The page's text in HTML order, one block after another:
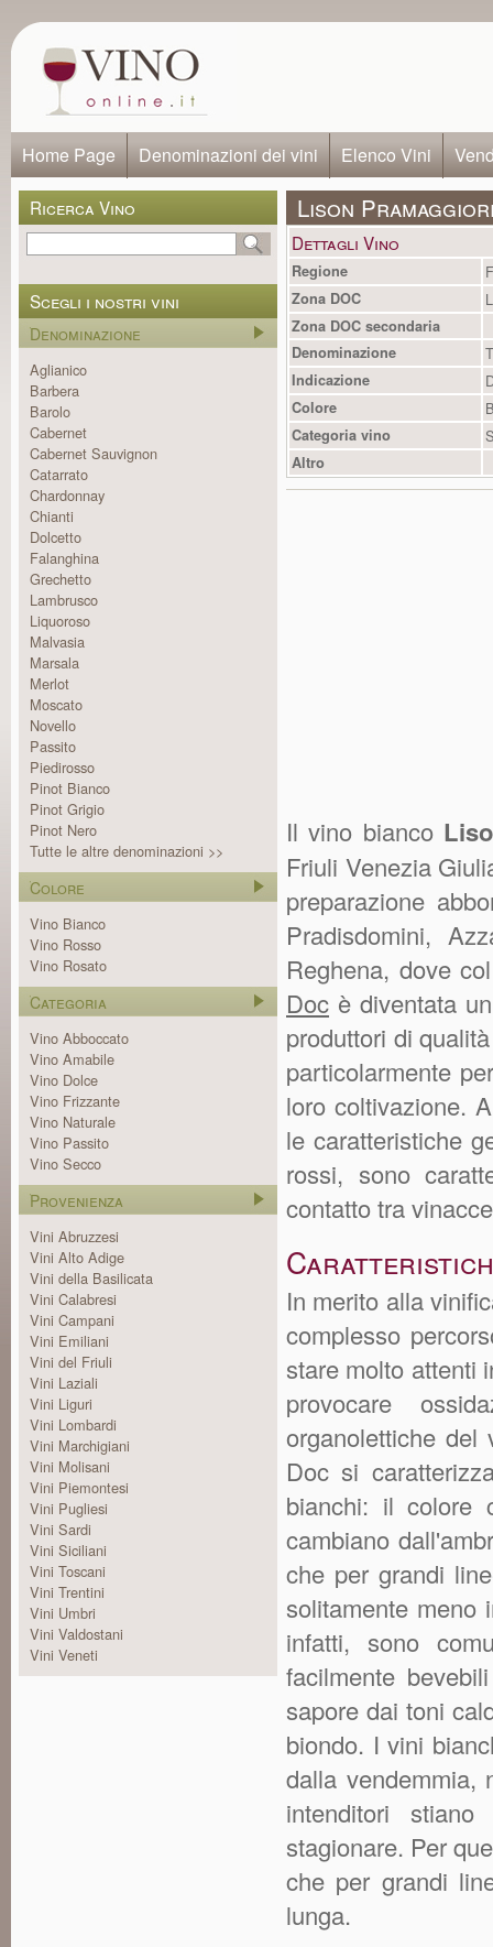
Home Page Denominazioni dei vini Elenco Vini
Ricerca Vino
Scegli i nostri vini
Denominazione
Aglianico
Barbera
Barolo
Cabernet
Cabernet Sauvignon
Catarrato
Chardonnay
Chianti
Dolcetto
Falanghina
Grechetto
Lambrusco
Liquoroso
Malvasia
Marsala
Merlot
Moscato
Novello
Passito
Piedirosso
Pinot Bianco
Pinot Grigio
Pinot Nero
Tutte le altre denominazioni >>
Colore
Vino Bianco
Vino Rosso
Vino Rosato
Categoria
Vino Abboccato
Vino Amabile
Vino Dolce
Vino Frizzante
Vino Naturale
Vino Passito
Vino Secco
Provenienza
Vini Abruzzesi
Vini Alto Adige
Vini della Basilicata
Vini Calabresi
Vini Campani
Vini Emiliani
Vini del Friuli
Vini Laziali
Vini Liguri
Vini Lombardi
Vini Marchigiani
Vini Molisani
Vini Piemontesi
Vini Pugliesi
Vini Sardi
Vini Siciliani
Vini Toscani
Vini Trentini
Vini Umbri
Vini Valdostani
Vini Veneti
Lison
Dettagli Vino
Regione
Zona DOC
Zona DOC secondaria
Denominazione
Indicazione
Colore
Categoria vino
Altro
Il vino bianco
Friuli Venezia
preparazione
Pradisdomini,
Reghena, dove
Doc è diventata
produttori di
particolarmente
loro coltivazione.
le caratteristiche
rossi, sono
contatto tra
In merito alla
complesso
stare molto attenti
provocare
organolettiche
Doc si
bianchi: il colore
cambiano
che per grandi
solitamente meno
infatti, sono
facilmente
sapore dai toni
biondo. I vini
dalla vendemmia,
intenditori
stagionare. Per
che per grandi
lunga.